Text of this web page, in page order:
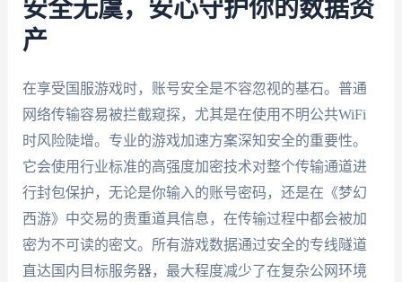
安全无虞，安心守护你的数据资
产
在享受国服游戏时，账号安全是不容忽视的基石。普通
网络传输容易被拦截窥探，尤其是在使用不明公共WiFi
时风险陡增。专业的游戏加速方案深知安全的重要性。
它会使用行业标准的高强度加密技术对整个传输通道进
行封包保护，无论是你输入的账号密码，还是在《梦幻
西游》中交易的贵重道具信息，在传输过程中都会被加
密为不可读的密文。所有游戏数据通过安全的专线隧道
直达国内目标服务器，最大程度减少了在复杂公网环境